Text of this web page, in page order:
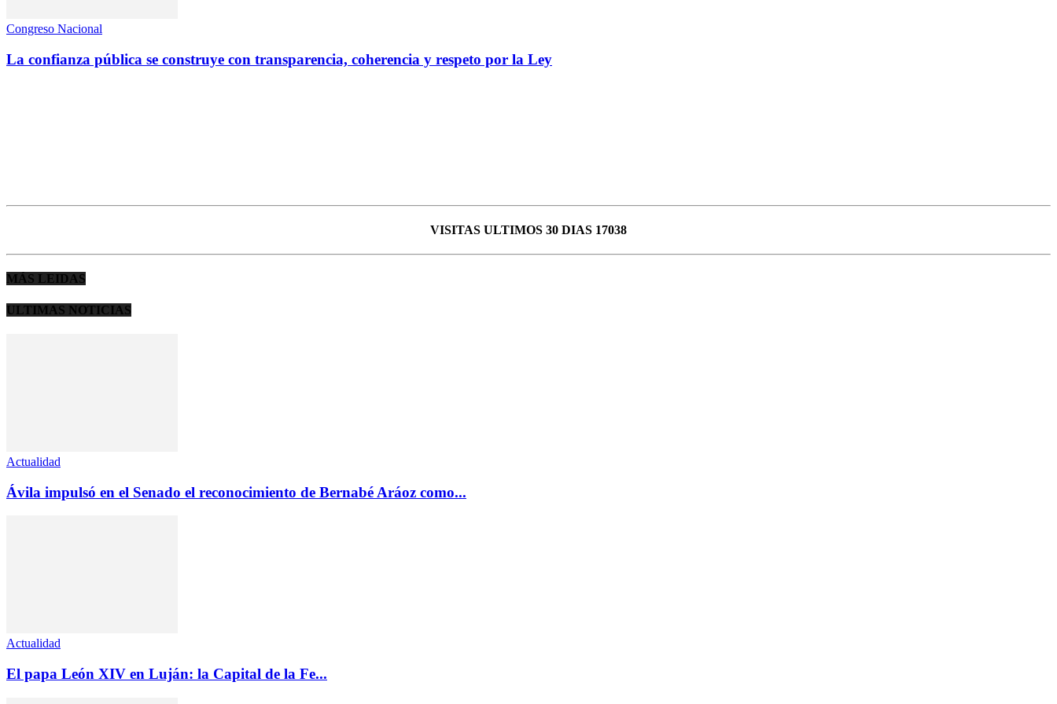
Congreso Nacional
La confianza pública se construye con transparencia, coherencia y respeto por la Ley
VISITAS ULTIMOS 30 DIAS 17038
MÁS LEIDAS
ULTIMAS NOTICIAS
Actualidad
Ávila impulsó en el Senado el reconocimiento de Bernabé Aráoz como...
Actualidad
El papa León XIV en Luján: la Capital de la Fe...